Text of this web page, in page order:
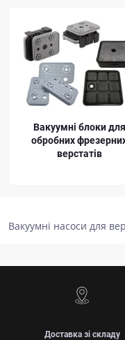
Вакуумні блоки для
обробних
верстатів
Вакуумні насоси для
Доставка зі складу